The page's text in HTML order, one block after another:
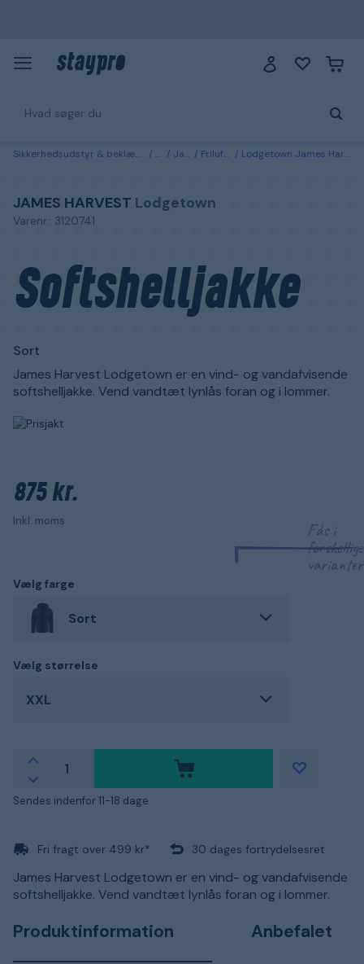
Sikkerhedsudstyr & beklædning Tøj Jakker Friluftsjakker Lodgetown James Harvest Softshelljakke Sort Sort
JAMES HARVEST Lodgetown
Varenr.: 3120741
Softshelljakke
Sort
James Harvest Lodgetown er en vind- og vandafvisende
softshelljakke. Vend vandtæt lynlås foran og i lommer.
875 kr.
Inkl. moms
Fås i
forskellige
varianter
Vælg farge
Sort
Vælg størrelse
XXL
Sendes indenfor 11-18 dage
Fri fragt over 499 kr* 30 dages fortrydelsesret
James Harvest Lodgetown er en vind- og vandafvisende
softshelljakke. Vend vandtæt lynlås foran og i lommer.
Produktinformation Anbefalet